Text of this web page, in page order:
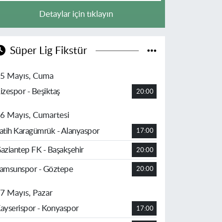
Detaylar için tıklayın
Süper Lig Fikstür
Mayıs, Cuma
- Beşiktaş
20:00
Mayıs, Cumartesi
Karagümrük - Alanyaspor
17:00
FK - Başakşehir 20:00
- Göztepe 20:00
Mayıs, Pazar
- Konyaspor
17:00